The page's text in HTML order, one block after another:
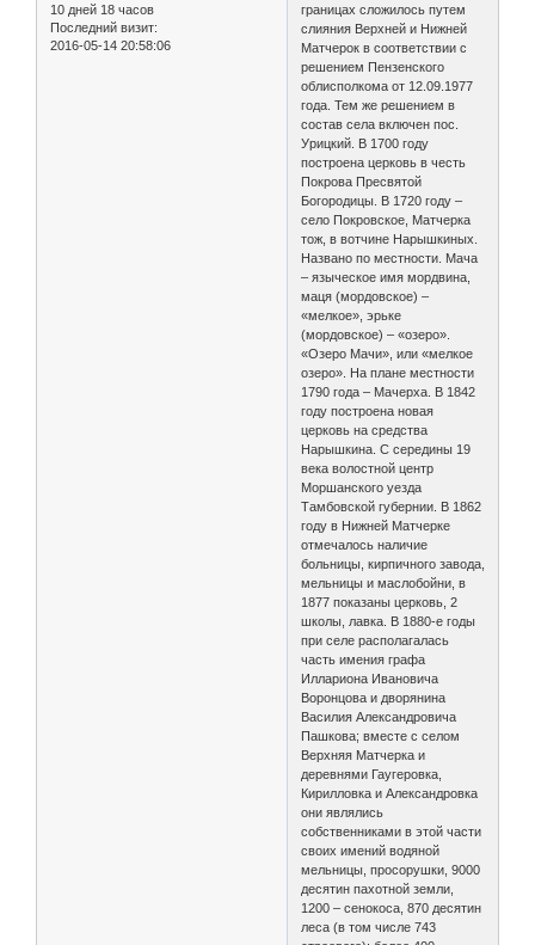
10 дней 18 часов
Последний визит:
2016-05-14 20:58:06
границах сложилось путем
слияния Верхней и Нижней
Матчерок в соответствии с
решением Пензенского
облисполкома от 12.09.1977
года. Тем же решением в
состав села включен пос.
Урицкий. В 1700 году
построена церковь в честь
Покрова Пресвятой
Богородицы. В 1720 году –
село Покровское, Матчерка
тож, в вотчине Нарышкиных.
Названо по местности. Мача
– языческое имя мордвина,
маця (мордовское) –
«мелкое», эрьке
(мордовское) – «озеро».
«Озеро Мачи», или «мелкое
озеро». На плане местности
1790 года – Мачерха. В 1842
году построена новая
церковь на средства
Нарышкина. С середины 19
века волостной центр
Моршанского уезда
Тамбовской губернии. В 1862
году в Нижней Матчерке
отмечалось наличие
больницы, кирпичного завода,
мельницы и маслобойни, в
1877 показаны церковь, 2
школы, лавка. В 1880-е годы
при селе располагалась
часть имения графа
Иллариона Ивановича
Воронцова и дворянина
Василия Александровича
Пашкова; вместе с селом
Верхняя Матчерка и
деревнями Гаугеровка,
Кирилловка и Александровка
они являлись
собственниками в этой части
своих имений водяной
мельницы, просорушки, 9000
десятин пахотной земли,
1200 – сенокоса, 870 десятин
леса (в том числе 743